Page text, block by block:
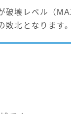
破壊レベル（
敗北となります。